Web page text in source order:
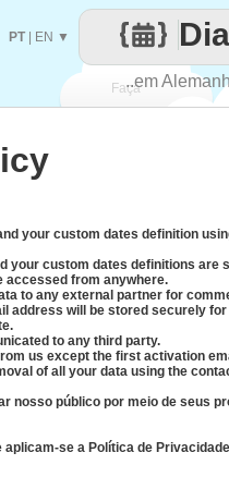
Faça..em
PT| EN ▼
your custom dates definition
your custom dates definitions are
accessed from anywhere.
to any external partner for
address will be stored securely for
to any third party.
us except the first activation
of all your data using the
nosso público por meio de seus
se a Política de